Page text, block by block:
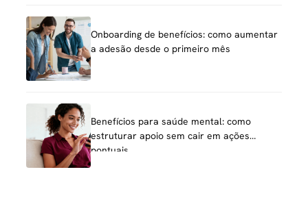
Onboarding de benefícios: como aumentar
a adesão desde o primeiro mês
Benefícios para saúde mental: como
estruturar apoio sem cair em ações
pontuais